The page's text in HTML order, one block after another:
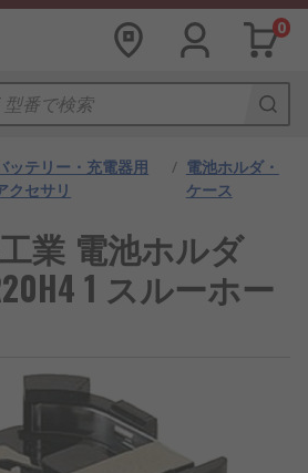
0
ッテリー・充電器用
クセサリ
/ 電池ホルダ・
ケース
業 電池ホルダ
1 スルーホー